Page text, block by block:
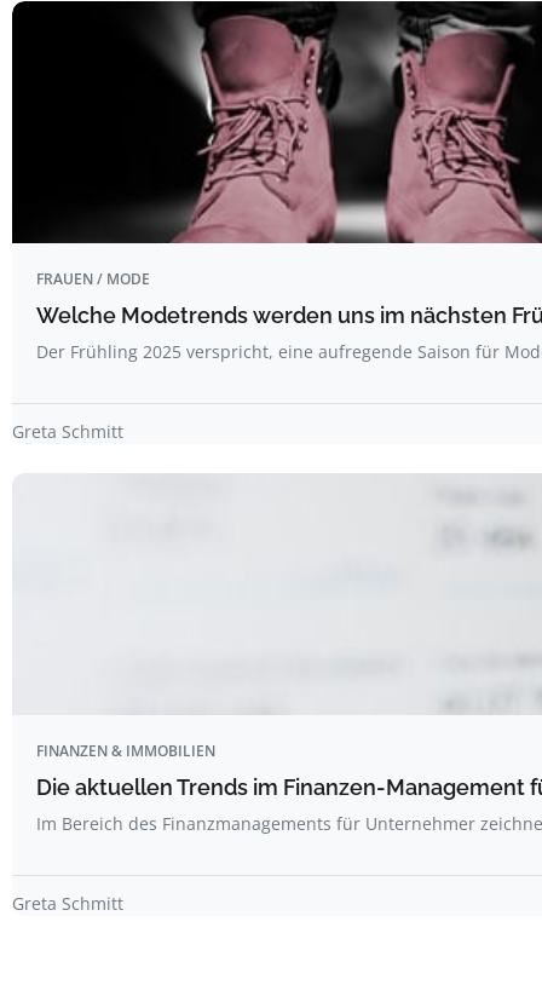
FRAUEN / MODE
Welche Modetrends werden uns im nächsten
Der Frühling 2025 verspricht, eine aufregende Saison für
Greta Schmitt
FINANZEN & IMMOBILIEN
Die aktuellen Trends im Finanzen-Management
Im Bereich des Finanzmanagements für Unternehmer
Greta Schmitt